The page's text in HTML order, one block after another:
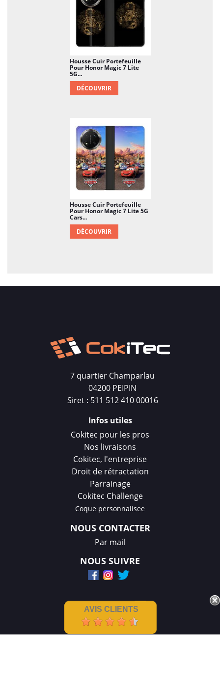
Housse Cuir Portefeuille
Pour Honor Magic 7 Lite
5G...
DÉCOUVRIR
Housse Cuir Portefeuille
Pour Honor Magic 7 Lite 5G
Cars...
DÉCOUVRIR
7 quartier Champarlau
04200 PEIPIN
Siret : 511 512 410 00016
Infos utiles
Cokitec pour les pros
Nos livraisons
Cokitec, l'entreprise
Droit de rétractation
Parrainage
Cokitec Challenge
Coque personnalisee
NOUS CONTACTER
Par mail
NOUS SUIVRE
AVIS CLIENTS